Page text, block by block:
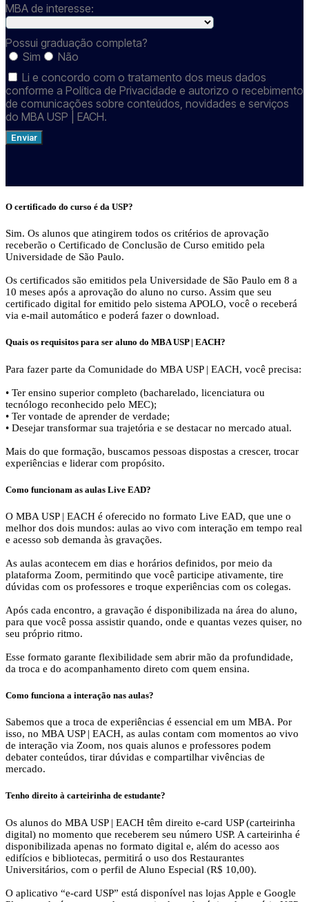
MBA de interesse:
Possui graduação completa?
Sim
Não
Li e concordo com o tratamento dos meus dados
conforme a Política de Privacidade e autorizo o recebimento
de comunicações sobre conteúdos, novidades e serviços
do MBA USP | EACH.
Enviar
O certificado do curso é da USP?
Sim. Os alunos que atingirem todos os critérios de aprovação
receberão o Certificado de Conclusão de Curso emitido pela
Universidade de São Paulo.
Os certificados são emitidos pela Universidade de São Paulo em 8 a
10 meses após a aprovação do aluno no curso. Assim que seu
certificado digital for emitido pelo sistema APOLO, você o receberá
via e-mail automático e poderá fazer o download.
Quais os requisitos para ser aluno do MBA USP | EACH?
Para fazer parte da Comunidade do MBA USP | EACH, você precisa:
• Ter ensino superior completo (bacharelado, licenciatura ou
tecnólogo reconhecido pelo MEC);
• Ter vontade de aprender de verdade;
• Desejar transformar sua trajetória e se destacar no mercado atual.
Mais do que formação, buscamos pessoas dispostas a crescer, trocar
experiências e liderar com propósito.
Como funcionam as aulas Live EAD?
O MBA USP | EACH é oferecido no formato Live EAD, que une o
melhor dos dois mundos: aulas ao vivo com interação em tempo real
e acesso sob demanda às gravações.
As aulas acontecem em dias e horários definidos, por meio da
plataforma Zoom, permitindo que você participe ativamente, tire
dúvidas com os professores e troque experiências com os colegas.
Após cada encontro, a gravação é disponibilizada na área do aluno,
para que você possa assistir quando, onde e quantas vezes quiser, no
seu próprio ritmo.
Esse formato garante flexibilidade sem abrir mão da profundidade,
da troca e do acompanhamento direto com quem ensina.
Como funciona a interação nas aulas?
Sabemos que a troca de experiências é essencial em um MBA. Por
isso, no MBA USP | EACH, as aulas contam com momentos ao vivo
de interação via Zoom, nos quais alunos e professores podem
debater conteúdos, tirar dúvidas e compartilhar vivências de
mercado.
Tenho direito à carteirinha de estudante?
Os alunos do MBA USP | EACH têm direito e-card USP (carteirinha
digital) no momento que receberem seu número USP. A carteirinha é
disponibilizada apenas no formato digital e, além do acesso aos
edifícios e bibliotecas, permitirá o uso dos Restaurantes
Universitários, com o perfil de Aluno Especial (R$ 10,00).
O aplicativo “e-card USP” está disponível nas lojas Apple e Google